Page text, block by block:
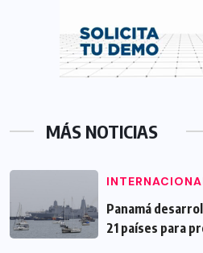
MÁS NOTICIAS
Panamá
21 países para